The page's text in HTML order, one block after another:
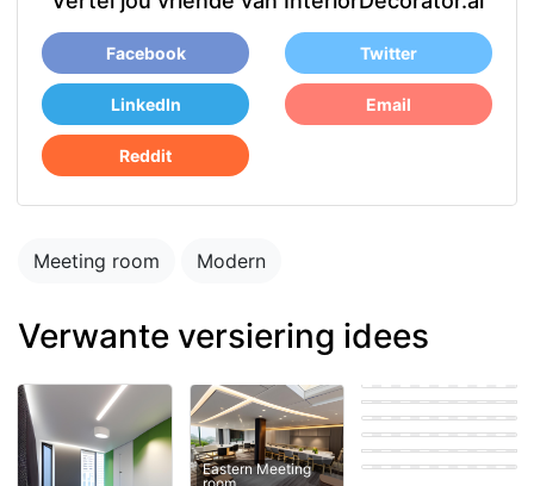
Facebook Twitter
LinkedIn Email
Reddit
Meeting room Modern
Verwante versiering idees
Eastern Meeting
room
Coastal Meeting
room
Modern Meeting
room
Eastern Meeting
room
Scandinavian
Meeting room